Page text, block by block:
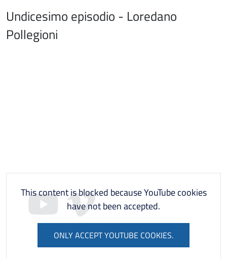
Undicesimo episodio - Loredano
Pollegioni
This content is blocked because YouTube cookies
have not been accepted.
ONLY ACCEPT YOUTUBE COOKIES.